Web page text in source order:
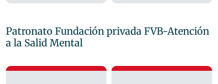
Patronato Fundación privada FVB-Atención
a la Salid Mental